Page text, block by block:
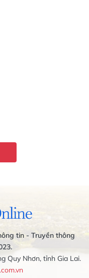
tin - Truyền thông
Quy Nhơn, tỉnh Gia Lai.